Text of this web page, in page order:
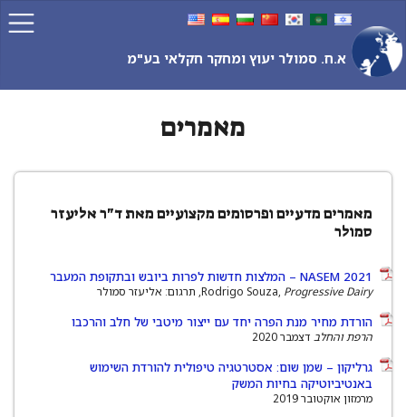
content
א.ח. סמולר יעוץ ומחקר חקלאי בע"מ
מאמרים
מאמרים מדעיים ופרסומים מקצועיים מאת ד"ר אליעזר
סמולר
NASEM 2021 – המלצות חדשות לפרות ביובש ובתקופת המעבר
Rodrigo Souza, Progressive Dairy , תרגום: אליעזר סמולר
הורדת מחיר מנת הפרה יחד עם ייצור מיטבי של חלב והרכבו
הרפת והחלב דצמבר 2020
גרליקון – שמן שום: אסטרטגיה טיפולית להורדת השימוש
באנטיביוטיקה בחיות המשק
מרמזון אוקטובר 2019